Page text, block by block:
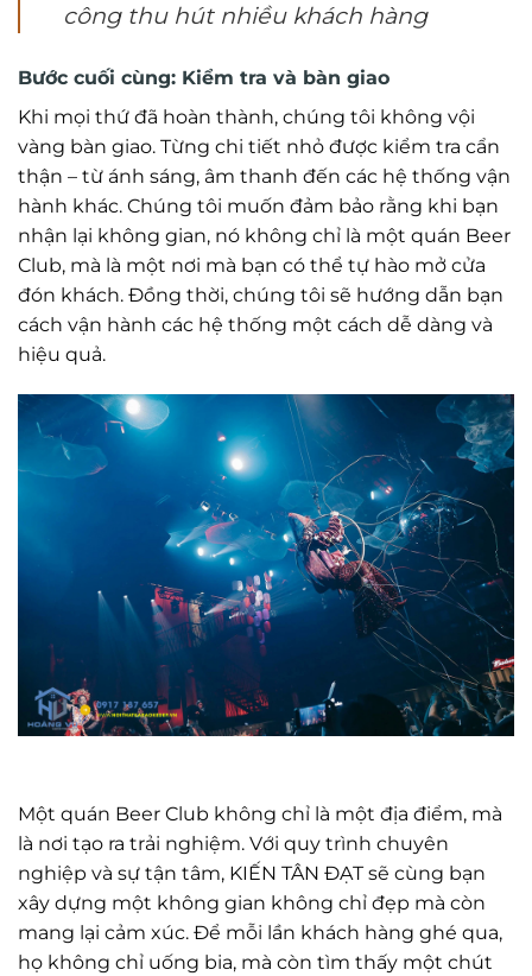
công thu hút nhiều khách hàng
Bước cuối cùng: Kiểm tra và bàn giao
Khi mọi thứ đã hoàn thành, chúng tôi không vội
vàng bàn giao. Từng chi tiết nhỏ được kiểm tra cẩn
thận – từ ánh sáng, âm thanh đến các hệ thống vận
hành khác. Chúng tôi muốn đảm bảo rằng khi bạn
nhận lại không gian, nó không chỉ là một quán Beer
Club, mà là một nơi mà bạn có thể tự hào mở cửa
đón khách. Đồng thời, chúng tôi sẽ hướng dẫn bạn
cách vận hành các hệ thống một cách dễ dàng và
hiệu quả.
Một quán Beer Club không chỉ là một địa điểm, mà
là nơi tạo ra trải nghiệm. Với quy trình chuyên
nghiệp và sự tận tâm, KIẾN TÂN ĐẠT sẽ cùng bạn
xây dựng một không gian không chỉ đẹp mà còn
mang lại cảm xúc. Để mỗi lần khách hàng ghé qua,
họ không chỉ uống bia, mà còn tìm thấy một chút